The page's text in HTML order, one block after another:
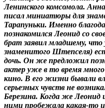
Ленинского комсомола.
писал миниатюры для
Тарапуньки. Именно
познакомился Леонид со
брат заявил младшему, что
знаменитого Штепселя)
дочь. Он же предложил
актер уже в то время
кино. В его жизни бывали
серьезных чувств не
Березина. Когда же
ними пробежала какая-то